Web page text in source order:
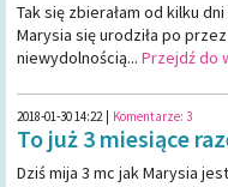
Tak się zbierałam od kilku
Marysia się urodziła po
niewydolnością... Przejdź do
2018-01-30 14:22 Komentarze: 3
To już 3 miesiące
Dziś mija 3 mc jak Marysia